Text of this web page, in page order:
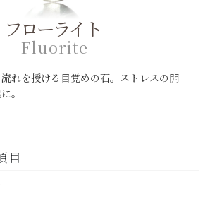
フローライト
F l u o r i t e
れを授ける目覚めの石。ストレスの開
。
目